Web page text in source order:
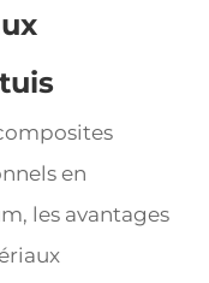
en
les avantages